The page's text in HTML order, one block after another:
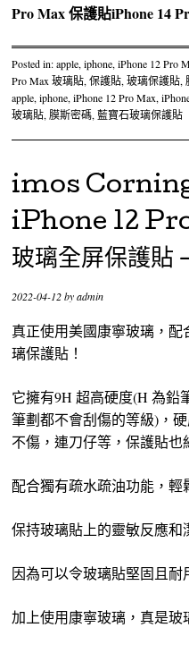
Pro Max 保護貼iPhone 14
Posted in:apple,iphone,iPhone 12 Pro
Pro Max 玻璃貼,保護貼,玻璃保護貼,
apple,iphone,iPhone 12 Pro Max,
玻璃貼,膜斯密碼,藍寶石玻璃保護貼
imos
iPhone 12
玻璃全屏保護貼
2022-04-12byadmin
真正使用美國康寧玻璃，配
璃保護貼！
它擁有9H 超高硬度(H 為鉛
筆劃都不會刮傷的等級)，
不傷，連刀仔等，保護貼也
配合獨有疏水疏油功能，輕
保持玻璃貼上的靈敏反應和
因為可以令玻璃貼堅固且耐
加上使用康寧玻璃，真是玻